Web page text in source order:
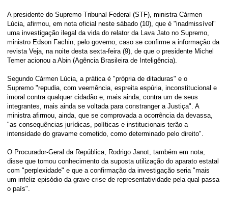
A presidente do Supremo Tribunal Federal (STF), ministra Cármen
Lúcia, afirmou, em nota oficial neste sábado (10), que é "inadmissível"
uma investigação ilegal da vida do relator da Lava Jato no Supremo,
ministro Edson Fachin, pelo governo, caso se confirme a informação da
revista Veja, na noite desta sexta-feira (9), de que o presidente Michel
Temer acionou a Abin (Agência Brasileira de Inteligência).
Segundo Cármen Lúcia, a prática é "própria de ditaduras" e o
Supremo "repudia, com veemência, espreita espúria, inconstitucional e
imoral contra qualquer cidadão e, mais ainda, contra um de seus
integrantes, mais ainda se voltada para constranger a Justiça". A
ministra afirmou, ainda, que se comprovada a ocorrência da devassa,
"as consequências jurídicas, políticas e institucionais terão a
intensidade do gravame cometido, como determinado pelo direito".
O Procurador-Geral da República, Rodrigo Janot, também em nota,
disse que tomou conhecimento da suposta utilização do aparato estatal
com "perplexidade" e que a confirmação da investigação seria "mais
um infeliz episódio da grave crise de representatividade pela qual passa
o país".